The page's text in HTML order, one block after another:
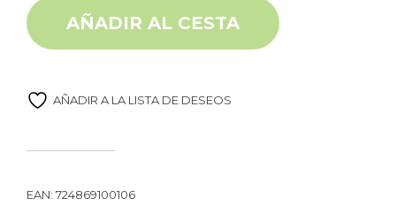
AÑADIR AL CESTA
AÑADIR A LA LISTA DE DESEOS
EAN: 724869100106